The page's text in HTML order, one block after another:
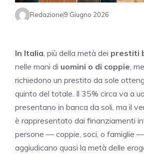
Redazione9 Giugno 2026
In Italia , più della metà dei prestiti
nelle mani di uomini o di coppie ,
richiedono un prestito da sole
quinto del totale. Il 35% circa va a
presentano in banca da soli, ma il
è rappresentato dai finanziamenti
persone — coppie, soci, o famiglie
aggiudicano quasi la metà delle